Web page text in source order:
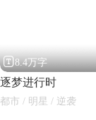
8.4万字
逐梦进行时
都市 / 明星 / 逆袭